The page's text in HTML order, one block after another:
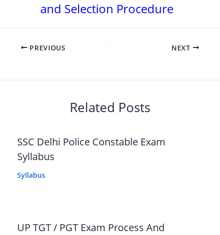
and Selection Procedure
PREVIOUS NEXT
Related Posts
SSC Delhi Police Constable Exam
Syllabus
Syllabus
UP TGT / PGT Exam Process And